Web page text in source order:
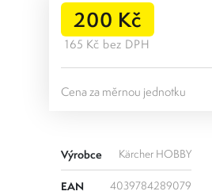
200 Kč
165 Kč bez DPH
Cena za měrnou jednotku
Výrobce Kärcher HOBBY
EAN 4039784289079